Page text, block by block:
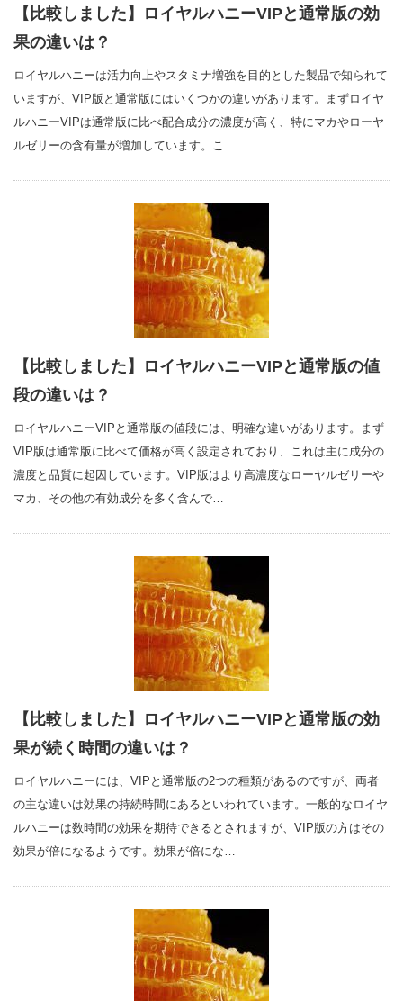
【比較しました】ロイヤルハニーVIPと通常版の効
果の違いは？
ロイヤルハニーは活力向上やスタミナ増強を目的とした製品で知られて
いますが、VIP版と通常版にはいくつかの違いがあります。まずロイヤ
ルハニーVIPは通常版に比べ配合成分の濃度が高く、特にマカやローヤ
ルゼリーの含有量が増加しています。こ…
【比較しました】ロイヤルハニーVIPと通常版の値
段の違いは？
ロイヤルハニーVIPと通常版の値段には、明確な違いがあります。まず
VIP版は通常版に比べて価格が高く設定されており、これは主に成分の
濃度と品質に起因しています。VIP版はより高濃度なローヤルゼリーや
マカ、その他の有効成分を多く含んで…
【比較しました】ロイヤルハニーVIPと通常版の効
果が続く時間の違いは？
ロイヤルハニーには、VIPと通常版の2つの種類があるのですが、両者
の主な違いは効果の持続時間にあるといわれています。一般的なロイヤ
ルハニーは数時間の効果を期待できるとされますが、VIP版の方はその
効果が倍になるようです。効果が倍にな…